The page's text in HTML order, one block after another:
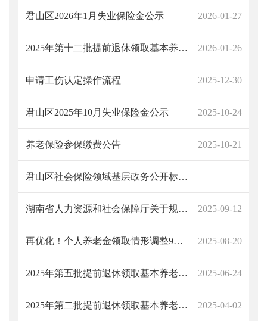
君山区2026年1月失业保险金公示 2026-01-27
2025年第十二批提前退休领取基本养老金资格人员公示 2026-01-26
申请工伤认定操作流程 2025-12-30
君山区2025年10月失业保险金公示 2025-10-24
养老保险参保缴费公告 2025-10-21
君山区社会保险领域基层政务公开标准目录（2025年）
湖南省人力资源和社会保障厅关于规范性文件清理结果的通告 湘人社规〔2025〕13号 2025-09-12
再优化！个人养老金领取情形调整9月1日起实施 2025-08-20
2025年第五批提前退休领取基本养老金资格人员公示 2025-06-24
2025年第二批提前退休领取基本养老金资格人员公示表 2025-04-02